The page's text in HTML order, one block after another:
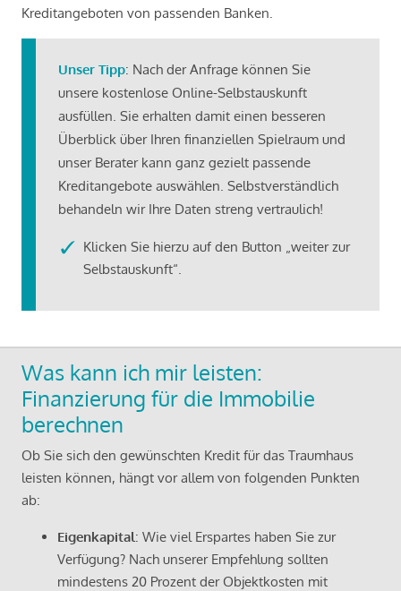
Kreditangeboten von passenden Banken.
Unser Tipp: Nach der Anfrage können Sie
unsere kostenlose Online-Selbstauskunft
ausfüllen. Sie erhalten damit einen besseren
Überblick über Ihren finanziellen Spielraum und
unser Berater kann ganz gezielt passende
Kreditangebote auswählen. Selbstverständlich
behandeln wir Ihre Daten streng vertraulich!
Klicken Sie hierzu auf den Button „weiter zur
Selbstauskunft“.
Was kann ich mir leisten:
Finanzierung für die Immobilie
berechnen
Ob Sie sich den gewünschten Kredit für das Traumhaus
leisten können, hängt vor allem von folgenden Punkten
ab:
Eigenkapital: Wie viel Erspartes haben Sie zur
Verfügung? Nach unserer Empfehlung sollten
mindestens 20 Prozent der Objektkosten mit